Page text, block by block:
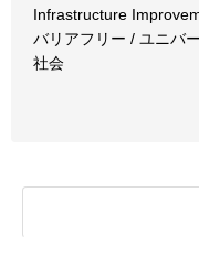
Infrastructure
バリアフリー / ユニバ
社会